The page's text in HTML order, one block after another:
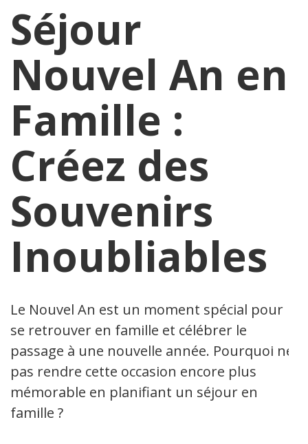
Séjour
Nouvel An en
Famille :
Créez des
Souvenirs
Inoubliables
Le Nouvel An est un moment spécial pour
se retrouver en famille et célébrer le
passage à une nouvelle année. Pourquoi ne
pas rendre cette occasion encore plus
mémorable en planifiant un séjour en
famille ?